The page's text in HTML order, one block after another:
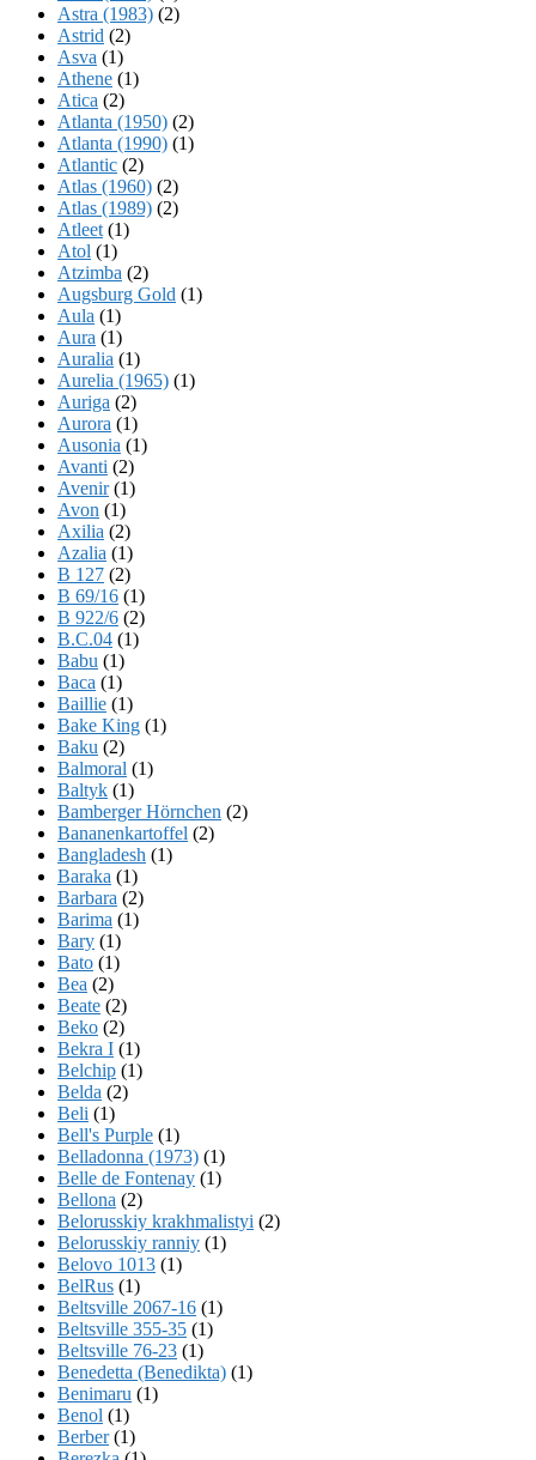
Astra (1983) (2)
Astrid (2)
Asva (1)
Athene (1)
Atica (2)
Atlanta (1950) (2)
Atlanta (1990) (1)
Atlantic (2)
Atlas (1960) (2)
Atlas (1989) (2)
Atleet (1)
Atol (1)
Atzimba (2)
Augsburg Gold (1)
Aula (1)
Aura (1)
Auralia (1)
Aurelia (1965) (1)
Auriga (2)
Aurora (1)
Ausonia (1)
Avanti (2)
Avenir(1)
Avon (1)
Axilia (2)
Azalia (1)
B 127 (2)
B 69/16 (1)
B 922/6 (2)
B.C.04 (1)
Babu (1)
Baca (1)
Baillie (1)
Bake King (1)
Baku (2)
Balmoral (1)
Baltyk (1)
Bamberger Hörnchen (2)
Bananenkartoffel (2)
Bangladesh (1)
Baraka (1)
Barbara (2)
Barima (1)
Bary (1)
Bato (1)
Bea (2)
Beate (2)
Beko (2)
Bekra I (1)
Belchip (1)
Belda (2)
Beli (1)
Bell's Purple (1)
Belladonna (1973) (1)
Belle de Fontenay (1)
Bellona (2)
Belorusskiy krakhmalistyi (2)
Belorusskiy ranniy (1)
Belovo 1013 (1)
BelRus (1)
Beltsville 2067-16 (1)
Beltsville 355-35 (1)
Beltsville 76-23 (1)
Benedetta (Benedikta) (1)
Benimaru (1)
Benol (1)
Berber(1)